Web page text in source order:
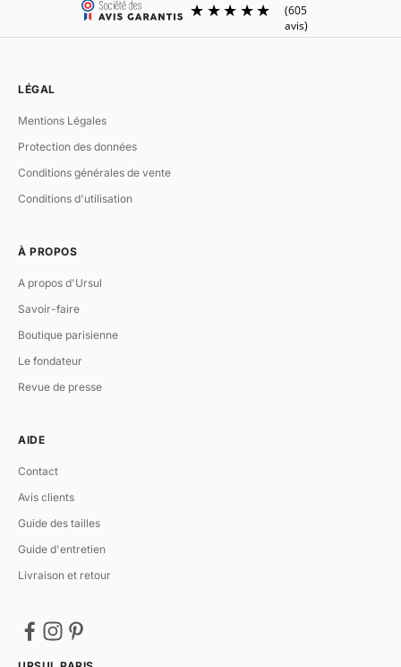
LÉGAL
Mentions Légales
Protection des données
Conditions générales de vente
Conditions d'utilisation
À PROPOS
A propos d'Ursul
Savoir-faire
Boutique parisienne
Le fondateur
Revue de presse
AIDE
Contact
Avis clients
Guide des tailles
Guide d'entretien
Livraison et retour